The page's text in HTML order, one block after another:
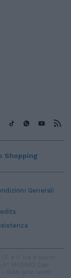
Generali
Shopping